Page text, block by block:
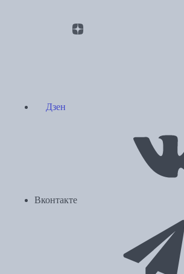
Дзен
Вконтакте